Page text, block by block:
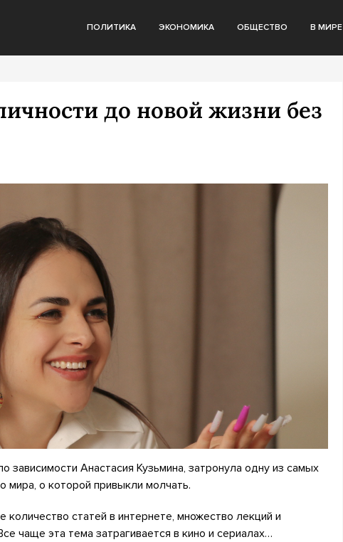
ПОЛИТИКА ЭКОНОМИКА ОБЩЕСТВО В МИРЕ
до новой жизни без
зависимости Анастасия Кузьмина, затронула одну из самых
мира, о которой привыкли молчать.
статей в интернете, множество лекций и
чаще эта тема затрагивается в кино и сериалах…